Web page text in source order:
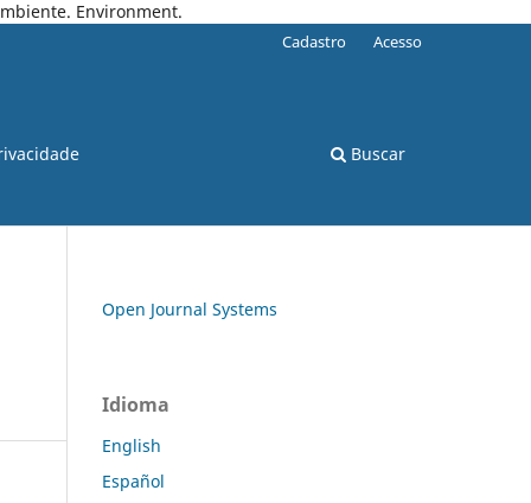
Environment.
Buscar
Cadastro Acesso
Open Journal Systems
Idioma
English
Español